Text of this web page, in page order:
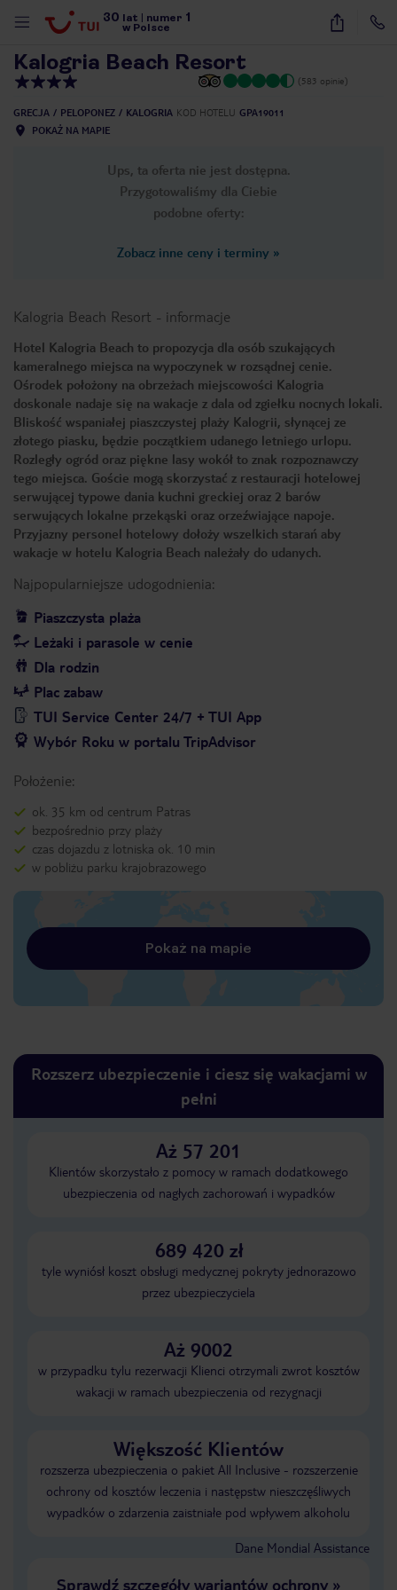
30 lat numer 1
w Polsce
28
Kalogria Beach Resort
(583 opinie)
GRECJA PELOPONEZ KALOGRIA KOD HOTELU GPA19011
POKAŻ NA MAPIE
Ups, ta oferta nie jest dostępna.
Przygotowaliśmy dla Ciebie
podobne oferty:
Zobacz inne ceny i terminy »
Kalogria Beach Resort - informacje
Hotel Kalogria Beach to propozycja dla osób szukających
kameralnego miejsca na wypoczynek w rozsądnej cenie.
Ośrodek położony na obrzeżach miejscowości Kalogria
doskonale nadaje się na wakacje z dala od zgiełku nocnych lokali.
Bliskość wspaniałej piaszczystej plaży Kalogrii, słynącej ze
złotego piasku, będzie początkiem udanego letniego urlopu.
Rozległy ogród oraz piękne lasy wokół to znak rozpoznawczy
tego miejsca. Goście mogą skorzystać z restauracji hotelowej
serwującej typowe dania kuchni greckiej oraz 2 barów
serwujących lokalne przekąski oraz orzeźwiające napoje.
Przyjazny personel hotelowy dołoży wszelkich starań aby
wakacje w hotelu Kalogria Beach należały do udanych.
Najpopularniejsze udogodnienia:
Piaszczysta plaża
Leżaki i parasole w cenie
Dla rodzin
Plac zabaw
TUI Service Center 24/7 + TUI App
Wybór Roku w portalu TripAdvisor
Położenie:
ok. 35 km od centrum Patras
bezpośrednio przy plaży
czas dojazdu z lotniska ok. 10 min
w pobliżu parku krajobrazowego
Pokaż na mapie
Rozszerz ubezpieczenie i ciesz się wakacjami w
pełni
Aż 57 201
Klientów skorzystało z pomocy w ramach dodatkowego
ubezpieczenia od nagłych zachorowań i wypadków
689 420 zł
tyle wyniósł koszt obsługi medycznej pokryty jednorazowo
przez ubezpieczyciela
Aż 9002
w przypadku tylu rezerwacji Klienci otrzymali zwrot kosztów
wakacji w ramach ubezpieczenia od rezygnacji
Większość Klientów
rozszerza ubezpieczenia o pakiet All Inclusive - rozszerzenie
ochrony od kosztów leczenia i następstw nieszczęśliwych
wypadków o zdarzenia zaistniałe pod wpływem alkoholu
Dane Mondial Assistance
Sprawdź szczegóły wariantów ochrony»